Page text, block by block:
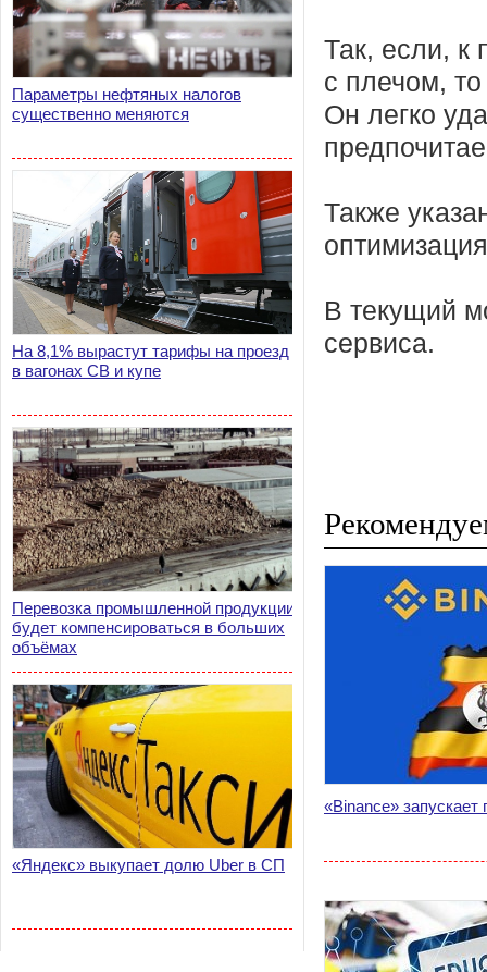
Параметры нефтяных налогов
существенно меняются
На 8,1% вырастут тарифы на проезд
в вагонах СВ и купе
Перевозка промышленной продукции
будет компенсироваться в больших
объёмах
«Яндекс» выкупает долю Uber в СП
Так, если, к
с плечом,
Он легко
Также
В текущий
сервиса.
«Binance» запускает